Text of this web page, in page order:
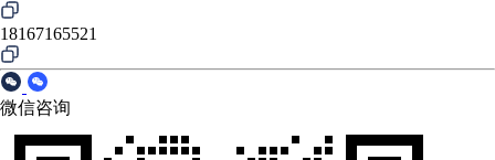
18167165521
微信咨询